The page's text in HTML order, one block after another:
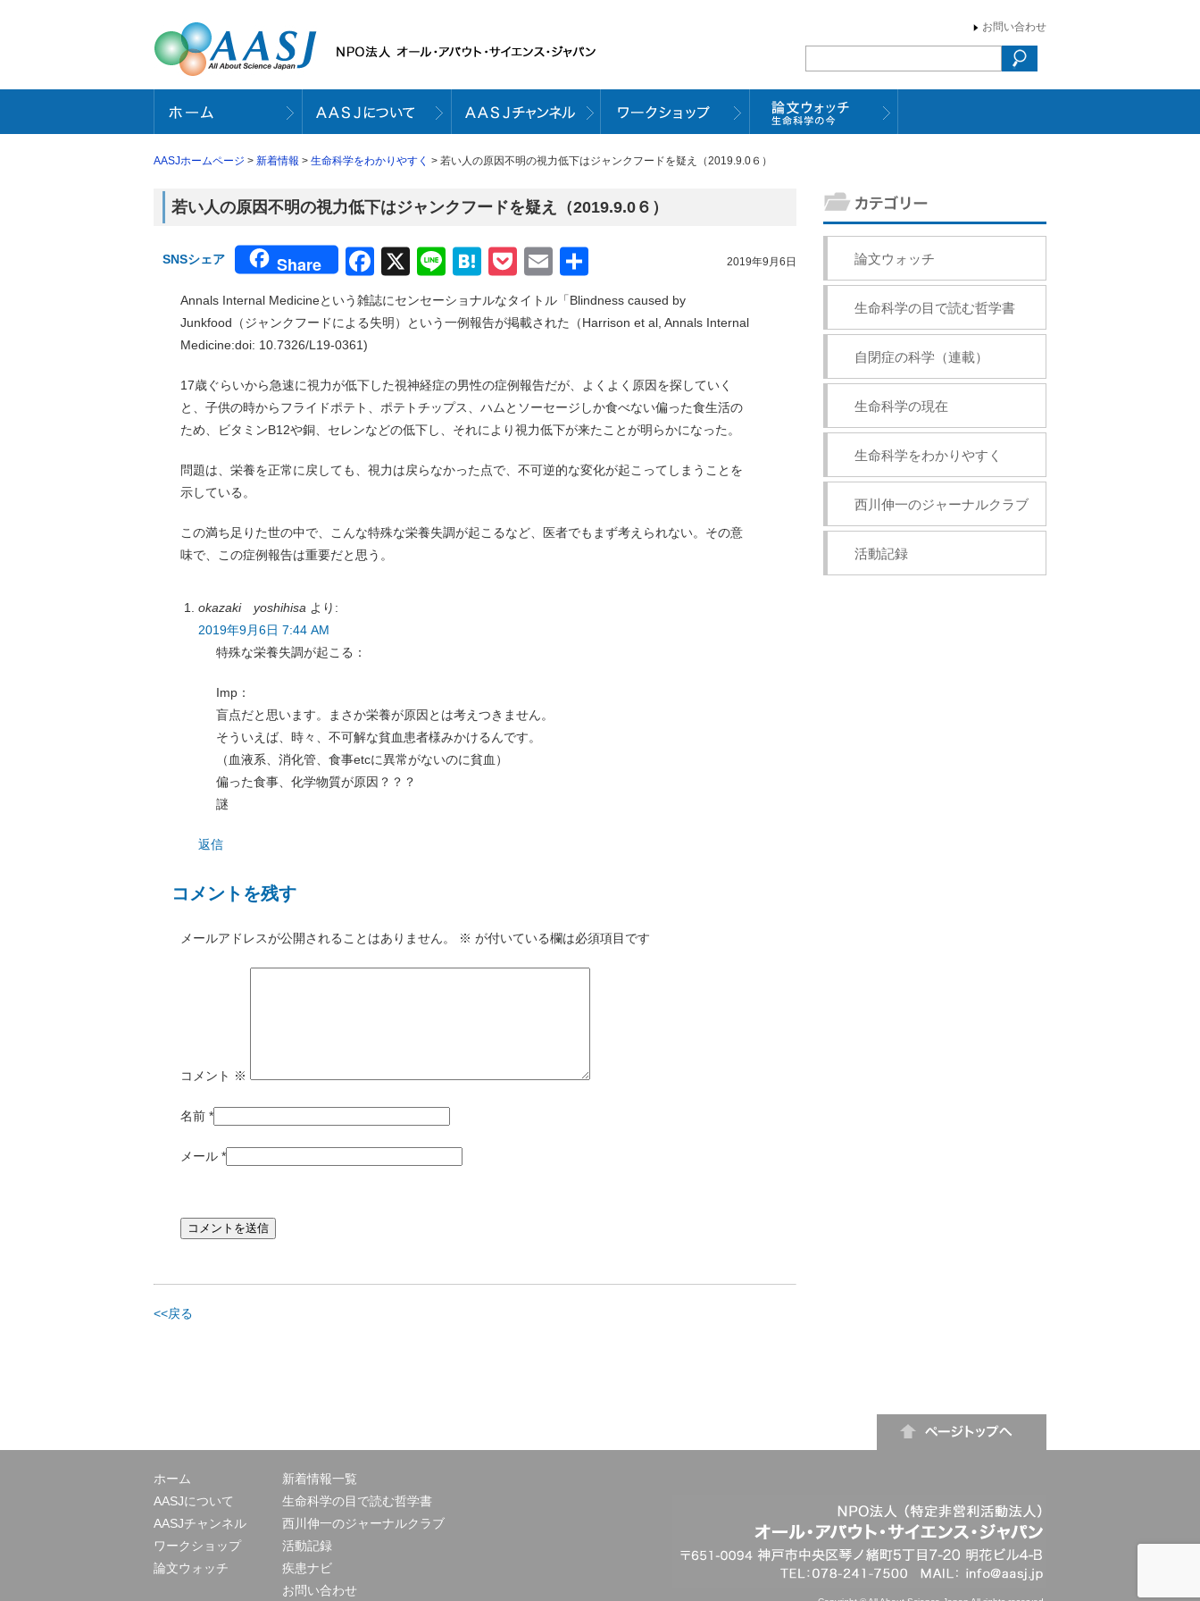
お問い合わせ
AASJホームページ > 新着情報 > 生命科学をわかりやすく > 若い人の原因不明の視力低下はジャンクフードを疑え（2019.9.0６）
若い人の原因不明の視力低下はジャンクフードを疑え（2019.9.0６）
2019年9月6日
SNSシェア Share Facebook
X LineHatena
Pocket
Email
有
Annals Internal Medicineという雑誌にセンセーショナルなタイトル「Blindness caused by
Junkfood（ジャンクフードによる失明）という一例報告が掲載された（Harrison et al, Annals Internal
Medicine:doi: 10.7326/L19-0361)
17歳ぐらいから急速に視力が低下した視神経症の男性の症例報告だが、よくよく原因を探していく
と、子供の時からフライドポテト、ポテトチップス、ハムとソーセージしか食べない偏った食生活の
ため、ビタミンB12や銅、セレンなどの低下し、それにより視力低下が来たことが明らかになった。
問題は、栄養を正常に戻しても、視力は戻らなかった点で、不可逆的な変化が起こってしまうことを
示している。
この満ち足りた世の中で、こんな特殊な栄養失調が起こるなど、医者でもまず考えられない。その意
味で、この症例報告は重要だと思う。
okazaki yoshihisa より:
2019年9月6日 7:44 AM
特殊な栄養失調が起こる：
Imp：
盲点だと思います。まさか栄養が原因とは考えつきません。
そういえば、時々、不可解な貧血患者様みかけるんです。
（血液系、消化管、食事etcに異常がないのに貧血）
偏った食事、化学物質が原因？？？
謎
返信
コメントを残す
メールアドレスが公開されることはありません。 ※ が付いている欄は必須項目です
コメント ※
名前 *
メール *
<<戻る
論文ウォッチ
生命科学の目で読む哲学書
自閉症の科学（連載）
生命科学の現在
生命科学をわかりやすく
西川伸一のジャーナルクラブ
活動記録
ホーム
AASJについて
AASJチャンネル
ワークショップ
論文ウォッチ
新着情報一覧
生命科学の目で読む哲学書
西川伸一のジャーナルクラブ
活動記録
疾患ナビ
お問い合わせ